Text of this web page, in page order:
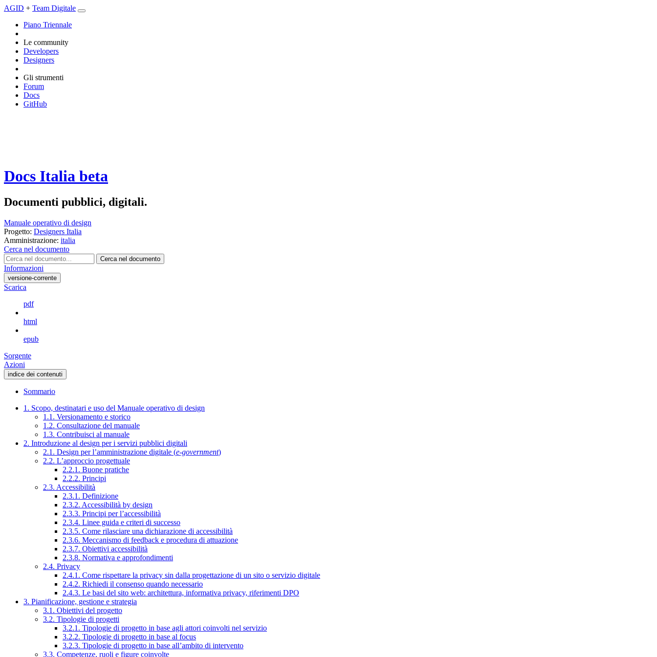
AGID + Team Digitale
Piano Triennale
Le community
Developers
Designers
Gli strumenti
Forum
Docs
GitHub
Docs Italia beta
Documenti pubblici, digitali.
Manuale operativo di design
Progetto: Designers Italia
Amministrazione: italia
Cerca nel documento
Cerca nel documento
Informazioni
versione-corrente
Scarica
pdf
html
epub
Sorgente
Azioni
indice dei contenuti
Sommario
1. Scopo, destinatari e uso del Manuale operativo di design
1.1. Versionamento e storico
1.2. Consultazione del manuale
1.3. Contribuisci al manuale
2. Introduzione al design per i servizi pubblici digitali
2.1. Design per l’amministrazione digitale (e-government)
2.2. L’approccio progettuale
2.2.1. Buone pratiche
2.2.2. Principi
2.3. Accessibilità
2.3.1. Definizione
2.3.2. Accessibilità by design
2.3.3. Principi per l’accessibilità
2.3.4. Linee guida e criteri di successo
2.3.5. Come rilasciare una dichiarazione di accessibilità
2.3.6. Meccanismo di feedback e procedura di attuazione
2.3.7. Obiettivi accessibilità
2.3.8. Normativa e approfondimenti
2.4. Privacy
2.4.1. Come rispettare la privacy sin dalla progettazione di un sito o servizio digitale
2.4.2. Richiedi il consenso quando necessario
2.4.3. Le basi del sito web: architettura, informativa privacy, riferimenti DPO
3. Pianificazione, gestione e strategia
3.1. Obiettivi del progetto
3.2. Tipologie di progetti
3.2.1. Tipologie di progetto in base agli attori coinvolti nel servizio
3.2.2. Tipologie di progetto in base al focus
3.2.3. Tipologie di progetto in base all’ambito di intervento
3.3. Competenze, ruoli e figure coinvolte